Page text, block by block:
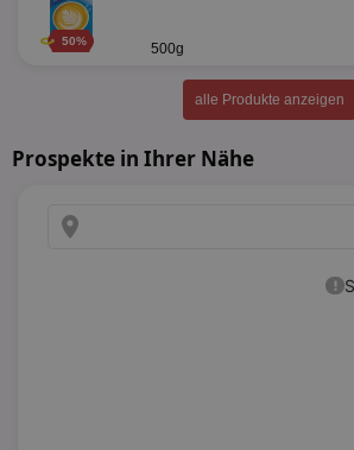
50% 500g
alle Produkte anzeigen
Prospekte in Ihrer Nähe